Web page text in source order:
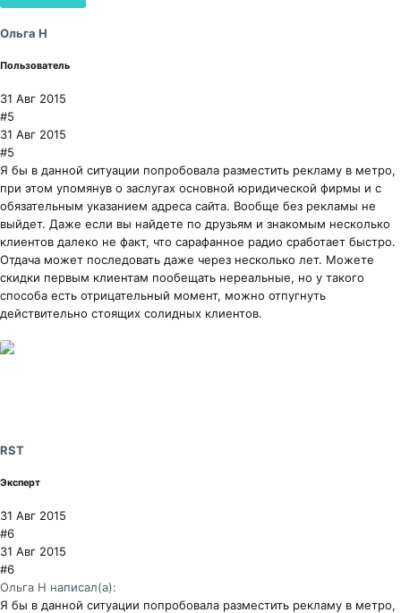
Ольга Н
Пользователь
31 Авг 2015
#5
31 Авг 2015
#5
Я бы в данной ситуации попробовала разместить рекламу в метро,
при этом упомянув о заслугах основной юридической фирмы и с
обязательным указанием адреса сайта. Вообще без рекламы не
выйдет. Даже если вы найдете по друзьям и знакомым несколько
клиентов далеко не факт, что сарафанное радио сработает быстро.
Отдача может последовать даже через несколько лет. Можете
скидки первым клиентам пообещать нереальные, но у такого
способа есть отрицательный момент, можно отпугнуть
действительно стоящих солидных клиентов.
RST
Эксперт
31 Авг 2015
#6
31 Авг 2015
#6
Ольга Н написал(а):
Я бы в данной ситуации попробовала разместить рекламу в метро,